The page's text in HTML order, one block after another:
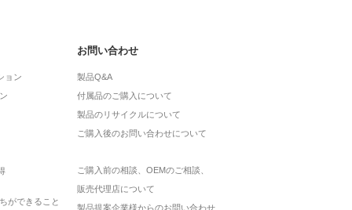
ョン
ができること
お問い合わせ
製品Q&A
付属品のご購入について
製品のリサイクルについて
ご購入後のお問い合わせについて
ご購入前の相談、OEMのご相談、
販売代理店について
製品提案企業様からのお問い合わせ